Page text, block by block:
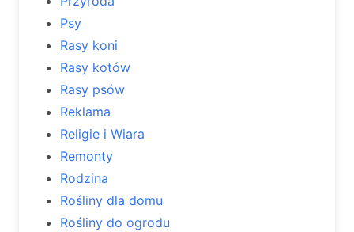
Psy
Rasy koni
Rasy kotów
Rasy psów
Reklama
Religie i Wiara
Remonty
Rodzina
Rośliny dla domu
Rośliny do ogrodu